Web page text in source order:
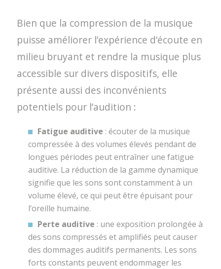
Bien que la compression de la musique
puisse améliorer l’expérience d’écoute en
milieu bruyant et rendre la musique plus
accessible sur divers dispositifs, elle
présente aussi des inconvénients
potentiels pour l’audition :
Fatigue auditive : écouter de la musique
compressée à des volumes élevés pendant de
longues périodes peut entraîner une fatigue
auditive. La réduction de la gamme dynamique
signifie que les sons sont constamment à un
volume élevé, ce qui peut être épuisant pour
l’oreille humaine.
Perte auditive : une exposition prolongée à
des sons compressés et amplifiés peut causer
des dommages auditifs permanents. Les sons
forts constants peuvent endommager les